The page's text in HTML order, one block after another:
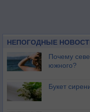
НЕПОГОДНЫЕ
Почему
южного?
Букет